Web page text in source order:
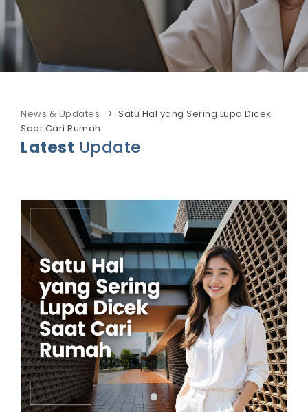
News & Updates
Satu Hal yang Sering Lupa Dicek
Saat Cari Rumah
Latest Update